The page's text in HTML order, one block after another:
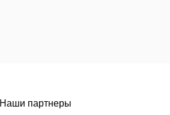
Наши партнеры